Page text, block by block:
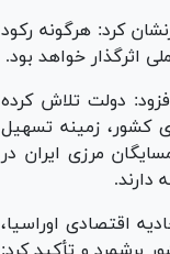
کرد: هرگونه رکود
اثرگذار خواهد بود.
دولت تلاش کرده
کشور، زمینه تسهیل
مرزی ایران در
اقتصادی اوراسیا،